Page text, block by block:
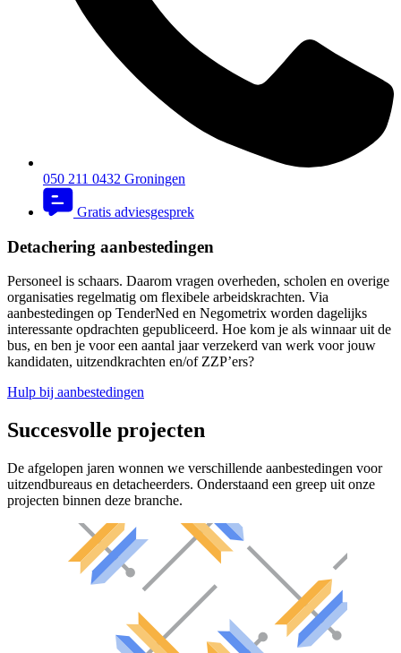
050 211 0432 Groningen
Gratis adviesgesprek
Detachering aanbestedingen
Personeel is schaars. Daarom vragen overheden, scholen en overige
organisaties regelmatig om flexibele arbeidskrachten. Via
aanbestedingen op TenderNed en Negometrix worden dagelijks
interessante opdrachten gepubliceerd. Hoe kom je als winnaar uit de
bus, en ben je voor een aantal jaar verzekerd van werk voor jouw
kandidaten, uitzendkrachten en/of ZZP’ers?
Hulp bij aanbestedingen
Succesvolle projecten
De afgelopen jaren wonnen we verschillende aanbestedingen voor
uitzendbureaus en detacheerders. Onderstaand een greep uit onze
projecten binnen deze branche.